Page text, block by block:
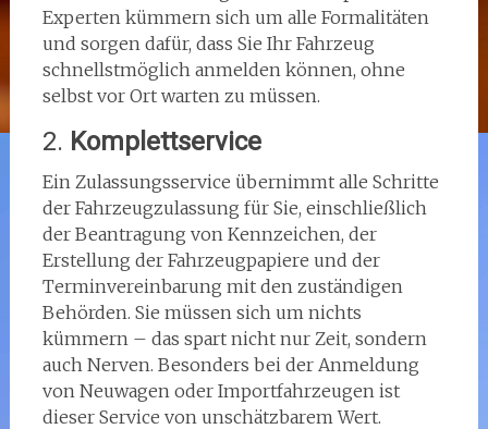
Experten kümmern sich um alle Formalitäten
und sorgen dafür, dass Sie Ihr Fahrzeug
schnellstmöglich anmelden können, ohne
selbst vor Ort warten zu müssen.
2. Komplettservice
Ein Zulassungsservice übernimmt alle Schritte
der Fahrzeugzulassung für Sie, einschließlich
der Beantragung von Kennzeichen, der
Erstellung der Fahrzeugpapiere und der
Terminvereinbarung mit den zuständigen
Behörden. Sie müssen sich um nichts
kümmern – das spart nicht nur Zeit, sondern
auch Nerven. Besonders bei der Anmeldung
von Neuwagen oder Importfahrzeugen ist
dieser Service von unschätzbarem Wert.